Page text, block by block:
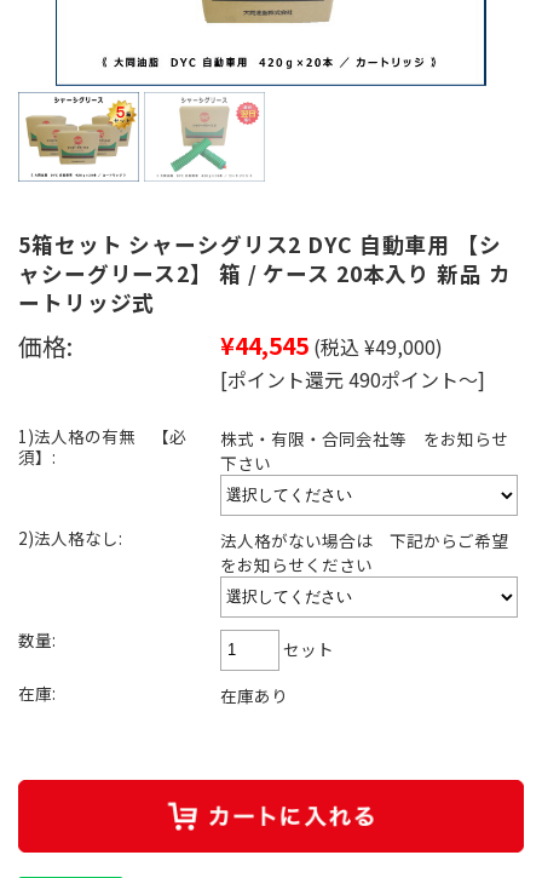
5箱セット シャーシグリス2 DYC 自動車用 【シ
ャシーグリース2】 箱 / ケース 20本入り 新品 カ
ートリッジ式
価格: ¥44,545 (税込 ¥49,000)
[ポイント還元 490ポイント～]
1)法人格の有無 【必
須】:
株式・有限・合同会社等 をお知らせ
下さい
2)法人格なし:
法人格がない場合は 下記からご希望
をお知らせください
数量:
セット
在庫:
在庫あり